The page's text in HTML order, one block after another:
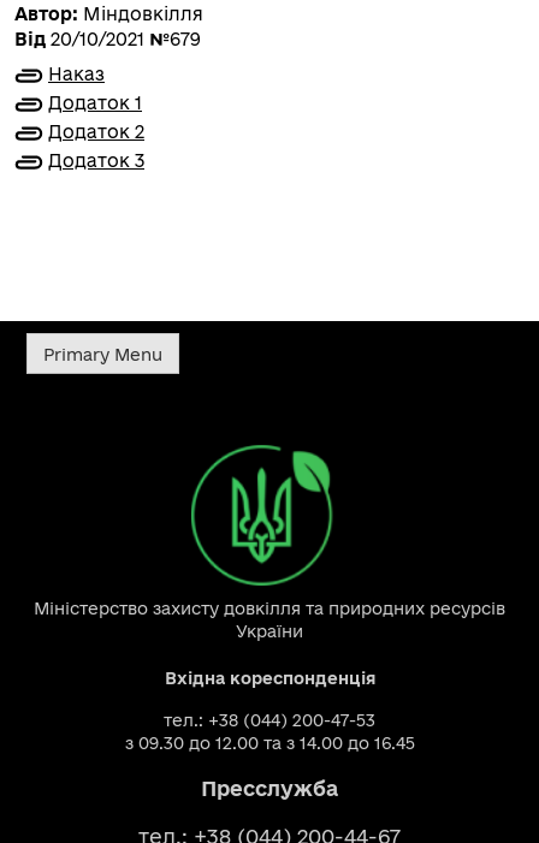
Автор: Міндовкілля
Від 20/10/2021 №679
Наказ
Додаток 1
Додаток 2
Додаток 3
Primary Menu
Міністерство захисту довкілля та природних ресурсів
України
Вхідна кореспонденція
тел.: +38 (044) 200-47-53
з 09.30 до 12.00 та з 14.00 до 16.45
Пресслужба
тел.: +38 (044) 200-44-67